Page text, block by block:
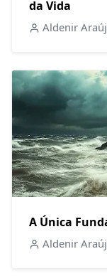
da Vida
Aldenir
A Única
Aldenir